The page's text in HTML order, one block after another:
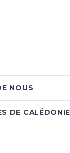
NOUS
DE CALÉDONIE